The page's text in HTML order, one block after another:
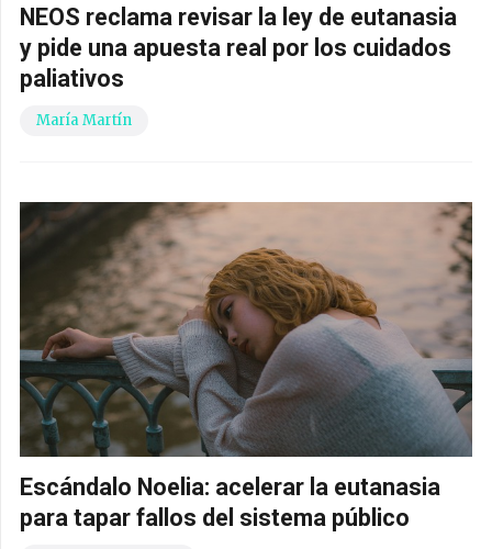
NEOS reclama revisar la ley de eutanasia
y pide una apuesta real por los cuidados
paliativos
María Martín
Escándalo Noelia: acelerar la eutanasia
para tapar fallos del sistema público